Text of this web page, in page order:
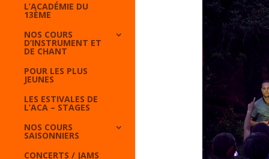
L’ACADÉMIE DU
13ÈME
NOS COURS
D’INSTRUMENT ET
DE CHANT
POUR LES PLUS
JEUNES
LES ESTIVALES DE
L’ACA – STAGES
NOS COURS
SAISONNIERS
CONCERTS / JAMS